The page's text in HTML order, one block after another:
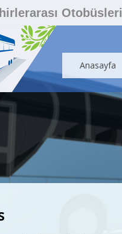
Otobüsleri
Anasayfa